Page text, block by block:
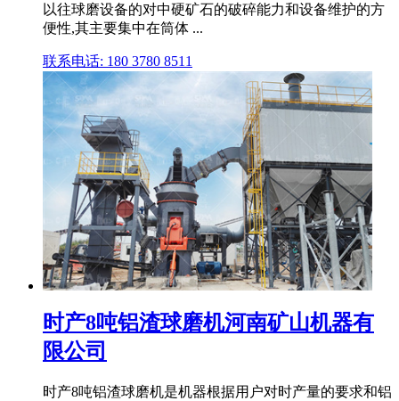
以往球磨设备的对中硬矿石的破碎能力和设备维护的方
便性,其主要集中在筒体 ...
联系电话: 180 3780 8511
时产8吨铝渣球磨机河南矿山机器有
限公司
时产8吨铝渣球磨机是机器根据用户对时产量的要求和铝